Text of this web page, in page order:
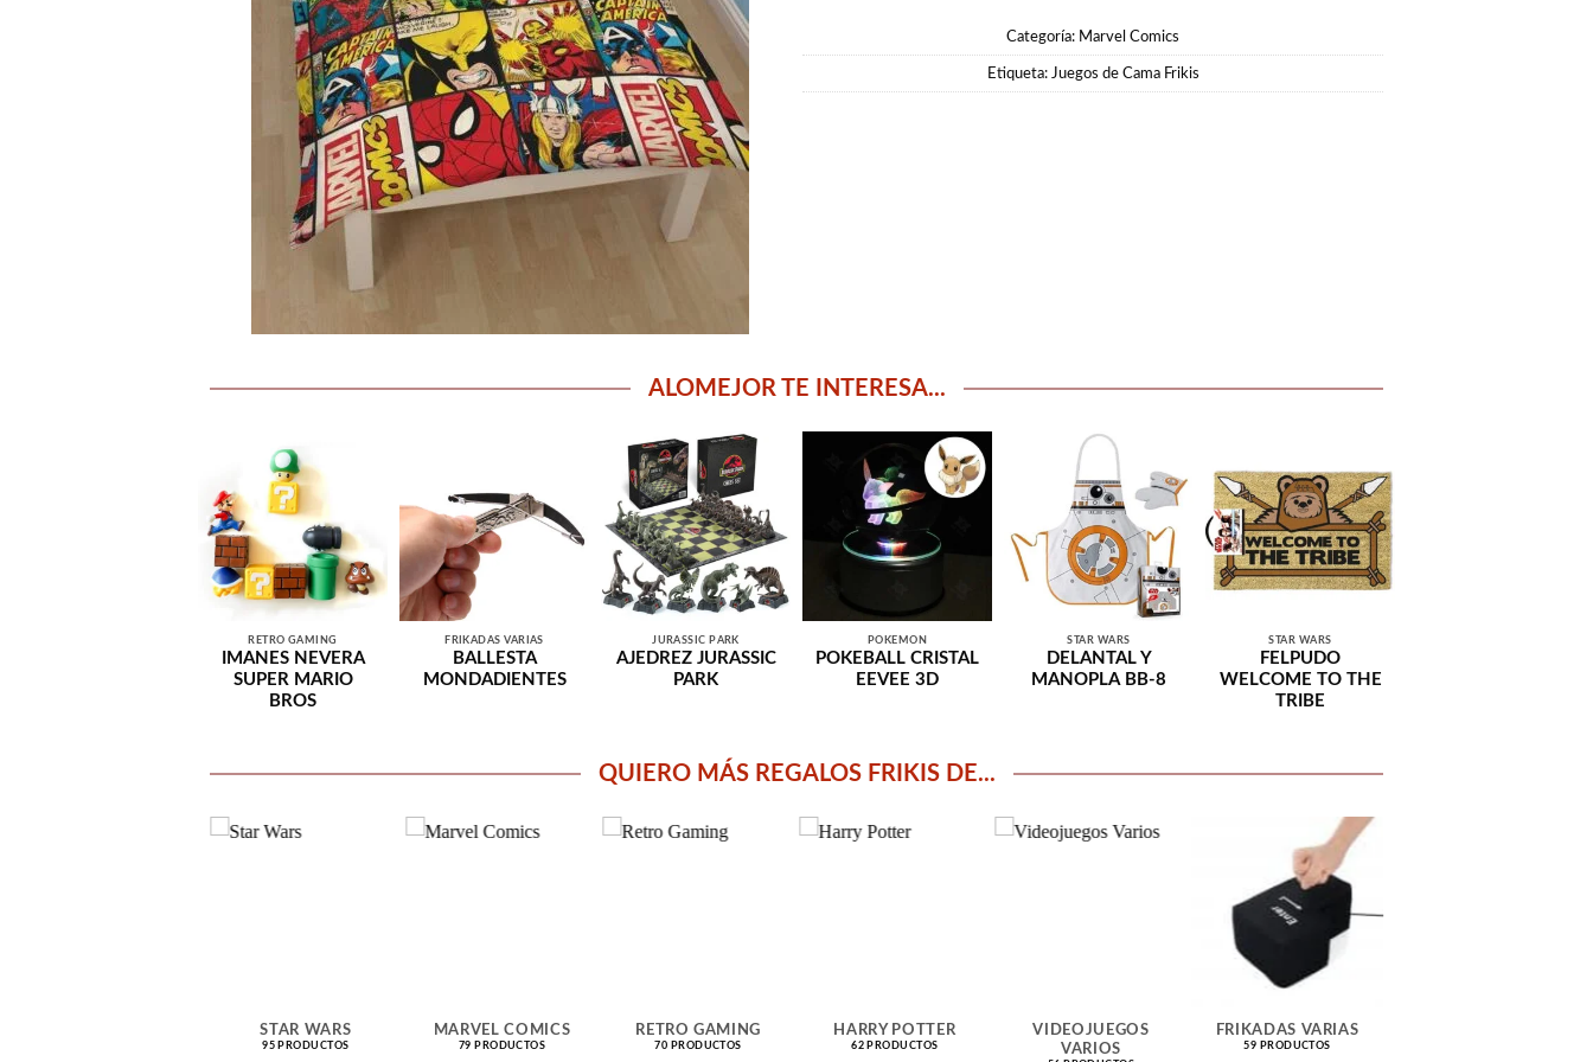
Categoría: Marvel Comics
Etiqueta: Juegos de Cama Frikis
ALOMEJOR TE INTERESA...
RETRO GAMING
IMANES NEVERA
SUPER MARIO
BROS
FRIKADAS VARIAS
BALLESTA
MONDADIENTES
JURASSIC PARK
AJEDREZ JURASSIC
PARK
POKEMON
POKEBALL CRISTAL
EEVEE 3D
STAR WARS
DELANTAL Y
MANOPLA BB-8
STAR WARS
FELPUDO
WELCOME TO THE
TRIBE
QUIERO MÁS REGALOS FRIKIS DE...
STAR WARS
95 PRODUCTOS
MARVEL COMICS
79 PRODUCTOS
RETRO GAMING
70 PRODUCTOS
HARRY POTTER
62 PRODUCTOS
VIDEOJUEGOS
VARIOS
FRIKADAS VARIAS
59 PRODUCTOS